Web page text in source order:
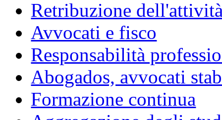
Retribuzione
Avvocati e fisco
Responsabilità
Abogados, avvocati
Formazione continua